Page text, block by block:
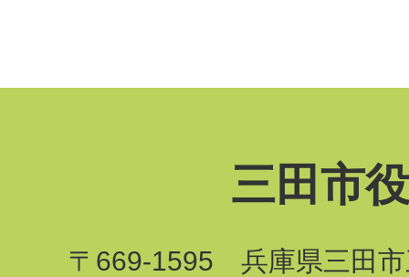
三田市
〒669-1595 兵庫県三田市